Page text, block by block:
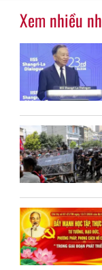
Xem nhiều